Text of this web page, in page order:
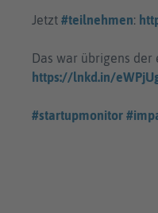
Jetzt #teilnehmen:
Das war übrigens der
https://lnkd.in/
#startupmonitor